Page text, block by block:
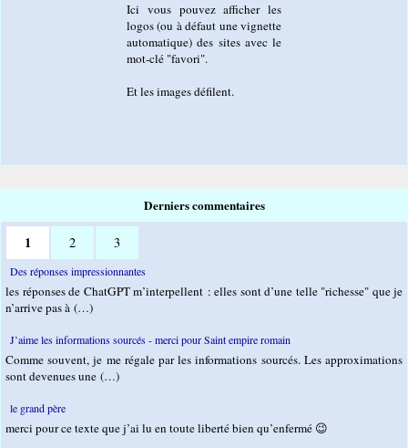
Ici vous pouvez afficher les
logos (ou à défaut une vignette
automatique) des sites avec le
mot-clé "favori".
Et les images défilent.
Derniers commentaires
1 2 3
Des réponses impressionnantes
les réponses de ChatGPT m’interpellent : elles sont d’une telle "richesse" que je
n’arrive pas à (…)
J’aime les informations sourcés - merci pour Saint empire romain
Comme souvent, je me régale par les informations sourcés. Les approximations
sont devenues une (…)
le grand père
merci pour ce texte que j’ai lu en toute liberté bien qu’enfermé 😉